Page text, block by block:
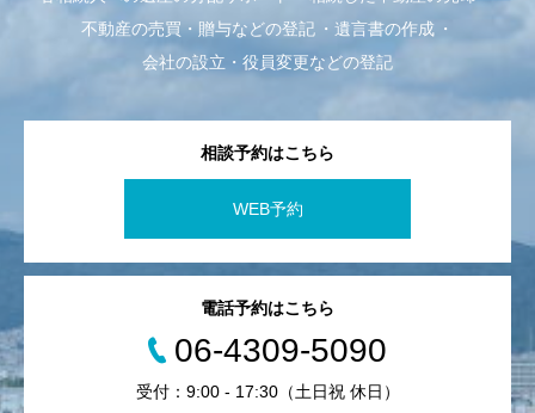
不動産の売買・贈与などの登記
遺言書の作成
会社の設立・役員変更などの登記
相談予約はこちら
WEB予約
電話予約はこちら
06-4309-5090
受付：9:00 - 17:30（土日祝 休日）